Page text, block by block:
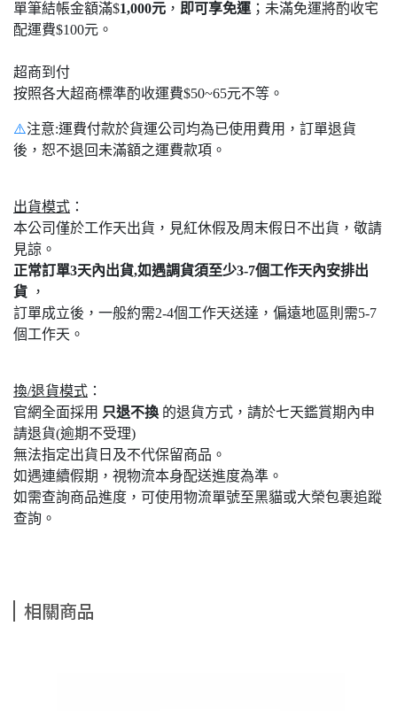
單筆結帳金額滿$1,000元 ， 即可享免運 ；未滿免運將酌收宅
配運費$100元。
超商到付
按照各大超商標準酌收運費$50~65元不等。
⚠️注意:運費付款於貨運公司均為已使用費用，訂單退貨
後，恕不退回未滿額之運費款項。
出貨模式 ：
本公司僅於工作天出貨，見紅休假及周末假日不出貨，敬請
見諒。
正常訂單3天內出貨,如遇調貨須至少3-7個工作天內安排出
貨 ，
訂單成立後，一般約需2-4個工作天送達，偏遠地區則需5-7
個工作天。
換/退貨模式 ：
官網全面採用 只退不換 的退貨方式，請於七天鑑賞期內申
請退貨(逾期不受理)
無法指定出貨日及不代保留商品。
如遇連續假期，視物流本身配送進度為準。
如需查詢商品進度，可使用物流單號至黑貓或大榮包裹追蹤
查詢。
相關商品